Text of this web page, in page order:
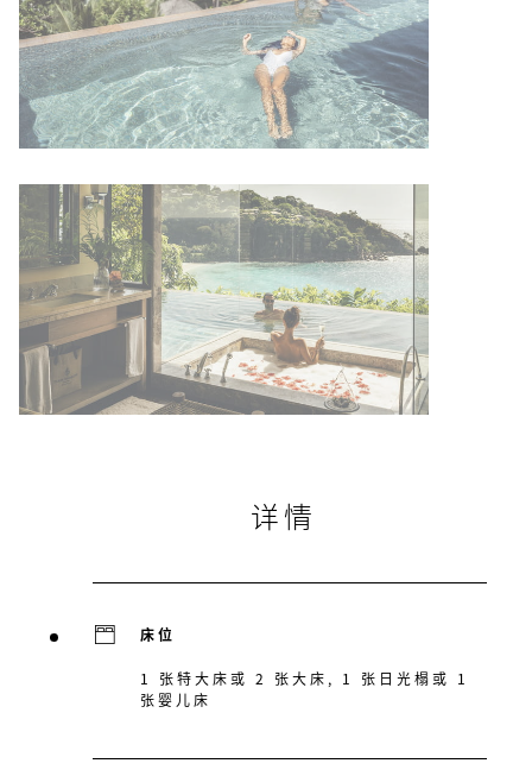
详情
床位
1 张特大床或 2 张大床, 1 张日光榻或 1
张婴儿床